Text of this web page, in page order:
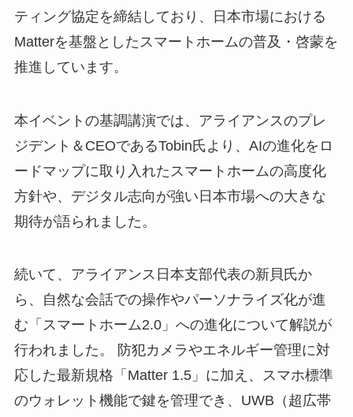
ティング協定を締結しており、日本市場における
Matterを基盤としたスマートホームの普及・啓蒙を
推進しています。
本イベントの基調講演では、アライアンスのプレ
ジデント＆CEOであるTobin氏より、AIの進化をロ
ードマップに取り入れたスマートホームの高度化
方針や、デジタル志向が強い日本市場への大きな
期待が語られました。
続いて、アライアンス日本支部代表の新貝氏か
ら、自然な会話での操作やパーソナライズ化が進
む「スマートホーム2.0」への進化について解説が
行われました。 防犯カメラやエネルギー管理に対
応した最新規格「Matter 1.5」に加え、スマホ標準
のウォレット機能で鍵を管理でき、UWB（超広帯